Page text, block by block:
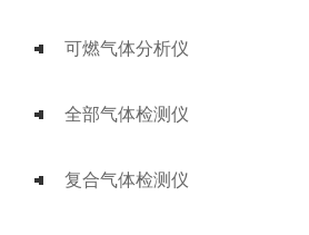
可燃气体分析仪
全部气体检测仪
复合气体检测仪